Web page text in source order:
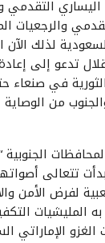
اليساري
والرجعيات
لذلك الآن
تدعو إلى
في صنعاء
من
تتعالى
لفرض الأمن
المليشيات
الإماراتي